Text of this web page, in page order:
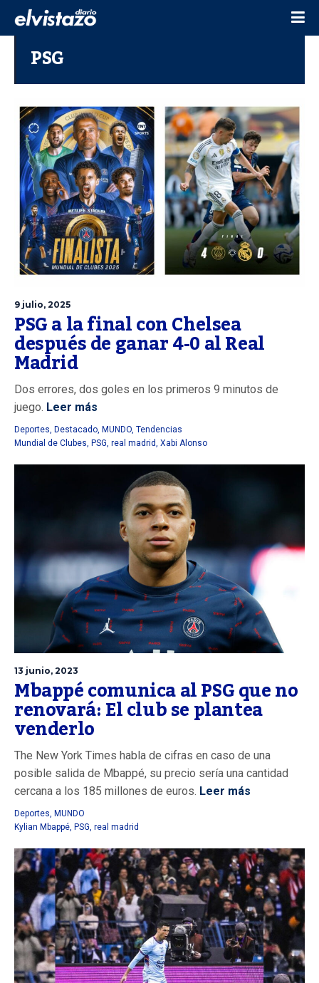
PSG
9 julio, 2025
PSG a la final con Chelsea
después de ganar 4-0 al Real
Madrid
Dos errores, dos goles en los primeros 9 minutos de
juego. Leer más
Deportes, Destacado, MUNDO, Tendencias
Mundial de Clubes, PSG, real madrid, Xabi Alonso
13 junio, 2023
Mbappé comunica al PSG que no
renovará: El club se plantea
venderlo
The New York Times habla de cifras en caso de una
posible salida de Mbappé, su precio sería una cantidad
cercana a los 185 millones de euros. Leer más
Deportes, MUNDO
Kylian Mbappé, PSG, real madrid